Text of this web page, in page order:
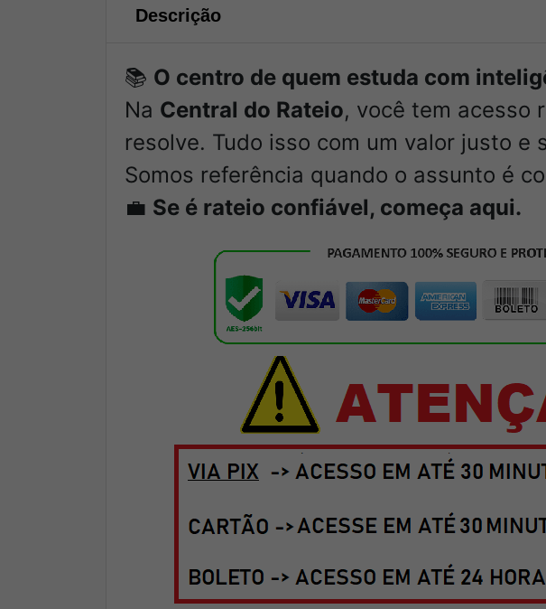
Descrição
📚 O centro de quem estuda com
Na Central do Rateio, você tem acesso
resolve. Tudo isso com um valor justo e
Somos referência quando o assunto é
💼 Se é rateio confiável, começa aqui.